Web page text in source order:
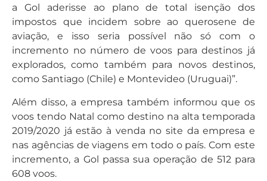
a Gol aderisse ao plano de total isenção dos
impostos que incidem sobre ao querosene de
aviação, e isso seria possível não só com o
incremento no número de voos para destinos já
explorados, como também para novos destinos,
como Santiago (Chile) e Montevideo (Uruguai)”.
Além disso, a empresa também informou que os
voos tendo Natal como destino na alta temporada
2019/2020 já estão à venda no site da empresa e
nas agências de viagens em todo o país. Com este
incremento, a Gol passa sua operação de 512 para
608 voos.